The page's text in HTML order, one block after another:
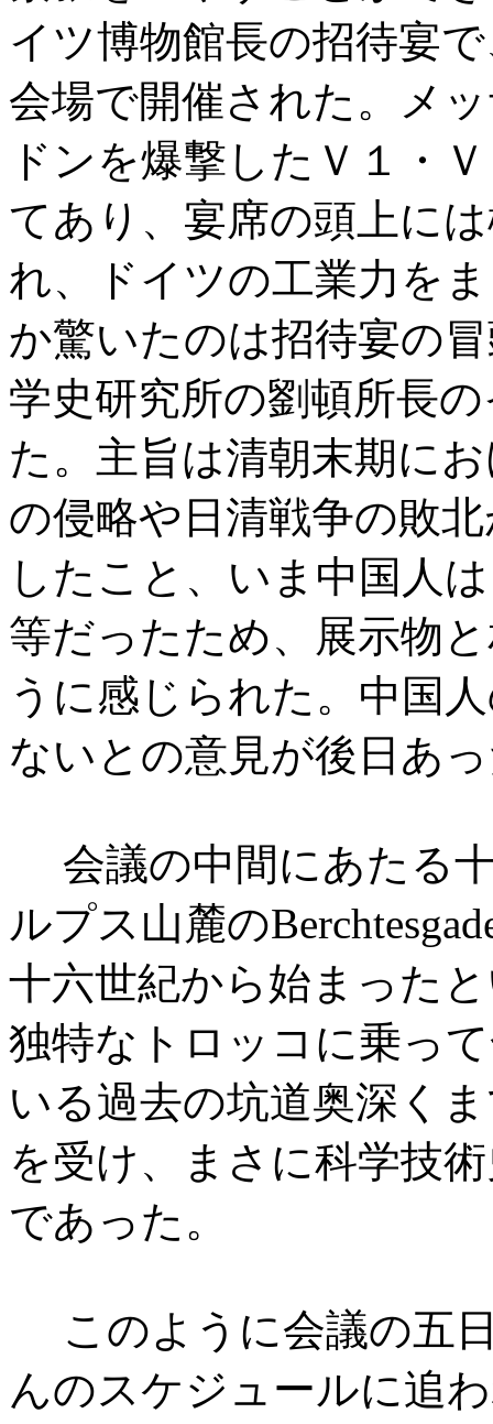
イツ博物館長の招待宴
会場で開催された。メ
ドンを爆撃したＶ１・
てあり、宴席の頭上に
れ、ドイツの工業力を
か驚いたのは招待宴の
学史研究所の劉頓所長
た。主旨は清朝末期に
の侵略や日清戦争の敗
したこと、いま中国人
等だったため、展示物
うに感じられた。中国
ないとの意見が後日あ
会議の中間にあたる
ルプス山麓の
十六世紀から始まった
独特なトロッコに乗っ
いる過去の坑道奥深く
を受け、まさに科学技
であった。
このように会議の五
んのスケジュールに追